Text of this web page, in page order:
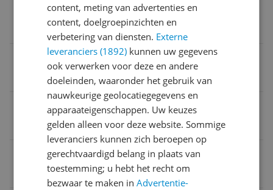
Verpakking breedte
30,5 cm
Verpakking lengte
56,1 cm
Verpakking hoogte
21,1 cm
5901238248156
content, meting van advertenties en
content, doelgroepinzichten en
verbetering van diensten. Externe
leveranciers (1892) kunnen uw gegevens
ook verwerken voor deze en andere
doeleinden, waaronder het gebruik van
nauwkeurige geolocatiegegevens en
apparaateigenschappen. Uw keuzes
gelden alleen voor deze website. Sommige
leveranciers kunnen zich beroepen op
gerechtvaardigd belang in plaats van
toestemming; u hebt het recht om
bezwaar te maken inAdvertentie-